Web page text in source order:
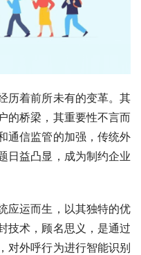
历着前所未有的变革。其
的桥梁，其重要性不言而
通信监管的加强，传统外
日益凸显，成为制约企业
应运而生，以其独特的优
技术，顾名思义，是通过
对外呼行为进行智能识别